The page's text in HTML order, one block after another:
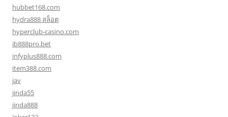
hubbet168.com
hydra888 สล็อต
hyperclub-casino.com
ib888pro.bet
infyplus888.com
item388.com
jav
jinda55
jinda888